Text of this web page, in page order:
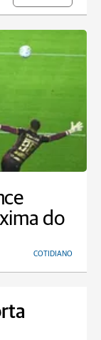
do
COTIDIANO